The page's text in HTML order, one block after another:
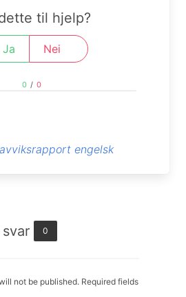
til hjelp?
Ja Nei
0 / 0
engelsk
0
not be published. Required fields